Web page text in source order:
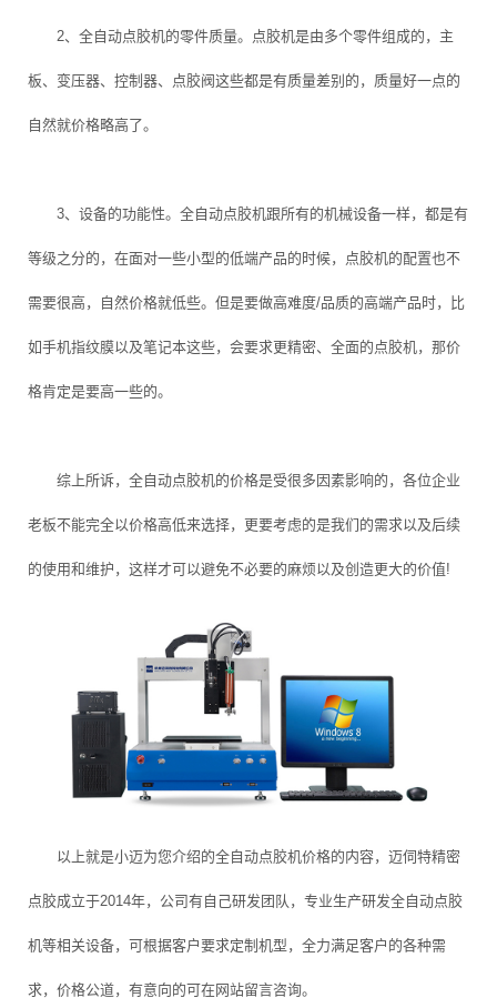
2、全自动点胶机的零件质量。点胶机是由多个零件组成的，主
板、变压器、控制器、点胶阀这些都是有质量差别的，质量好一点的
自然就价格略高了。
3、设备的功能性。全自动点胶机跟所有的机械设备一样，都是有
等级之分的，在面对一些小型的低端产品的时候，点胶机的配置也不
需要很高，自然价格就低些。但是要做高难度/品质的高端产品时，比
如手机指纹膜以及笔记本这些，会要求更精密、全面的点胶机，那价
格肯定是要高一些的。
综上所诉，全自动点胶机的价格是受很多因素影响的，各位企业
老板不能完全以价格高低来选择，更要考虑的是我们的需求以及后续
的使用和维护，这样才可以避免不必要的麻烦以及创造更大的价值!
以上就是小迈为您介绍的全自动点胶机价格的内容，迈伺特精密
点胶成立于2014年，公司有自己研发团队，专业生产研发全自动点胶
机等相关设备，可根据客户要求定制机型，全力满足客户的各种需
求，价格公道，有意向的可在网站留言咨询。